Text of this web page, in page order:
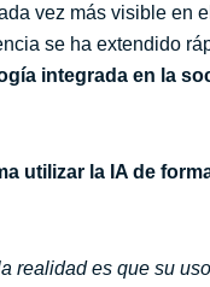
vez más visible en
se ha extendido
integrada en la
utilizar la IA de
realidad es que su